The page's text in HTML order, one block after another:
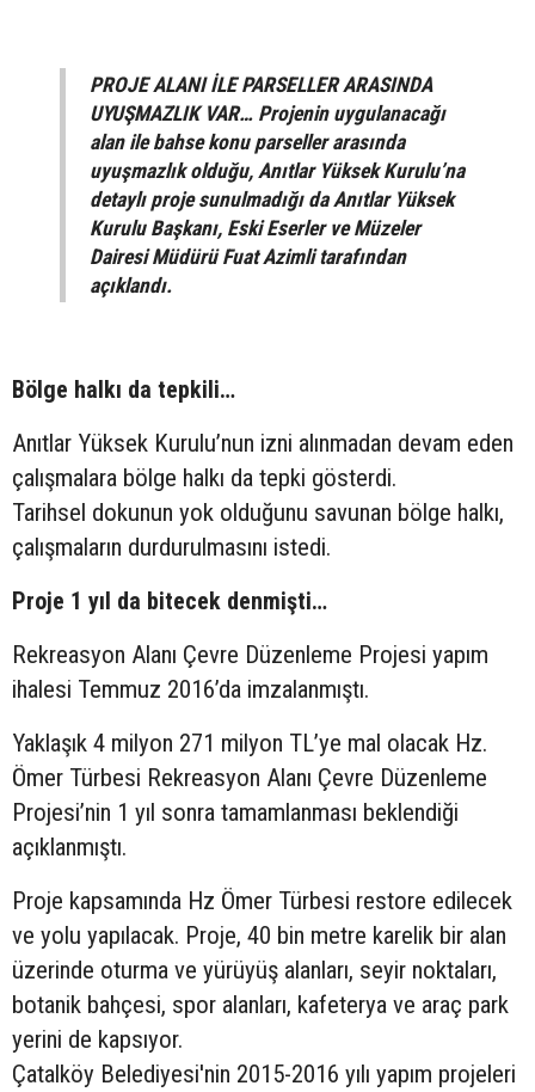
PROJE ALANI İLE PARSELLER ARASINDA
UYUŞMAZLIK VAR… Projenin uygulanacağı
alan ile bahse konu parseller arasında
uyuşmazlık olduğu, Anıtlar Yüksek Kurulu’na
detaylı proje sunulmadığı da Anıtlar Yüksek
Kurulu Başkanı, Eski Eserler ve Müzeler
Dairesi Müdürü Fuat Azimli tarafından
açıklandı.
Bölge halkı da tepkili…
Anıtlar Yüksek Kurulu’nun izni alınmadan devam eden
çalışmalara bölge halkı da tepki gösterdi.
Tarihsel dokunun yok olduğunu savunan bölge halkı,
çalışmaların durdurulmasını istedi.
Proje 1 yıl da bitecek denmişti…
Rekreasyon Alanı Çevre Düzenleme Projesi yapım
ihalesi Temmuz 2016’da imzalanmıştı.
Yaklaşık 4 milyon 271 milyon TL’ye mal olacak Hz.
Ömer Türbesi Rekreasyon Alanı Çevre Düzenleme
Projesi’nin 1 yıl sonra tamamlanması beklendiği
açıklanmıştı.
Proje kapsamında Hz Ömer Türbesi restore edilecek
ve yolu yapılacak. Proje, 40 bin metre karelik bir alan
üzerinde oturma ve yürüyüş alanları, seyir noktaları,
botanik bahçesi, spor alanları, kafeterya ve araç park
yerini de kapsıyor.
Çatalköy Belediyesi'nin 2015-2016 yılı yapım projeleri